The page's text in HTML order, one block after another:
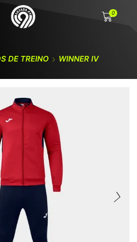
0
DE TREINO WINNER IV